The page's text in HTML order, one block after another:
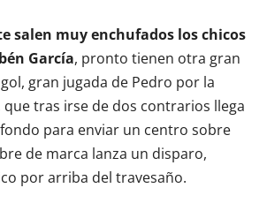
salen muy enchufados los chicos
García, pronto tienen otra gran
gran jugada de Pedro por la
tras irse de dos contrarios llega
para enviar un centro sobre
de marca lanza un disparo,
por arriba del travesaño.